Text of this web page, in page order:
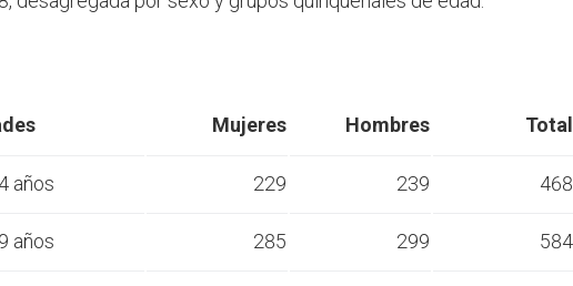
Mujeres Hombres Total
años 229 239 468
años 285 299 584